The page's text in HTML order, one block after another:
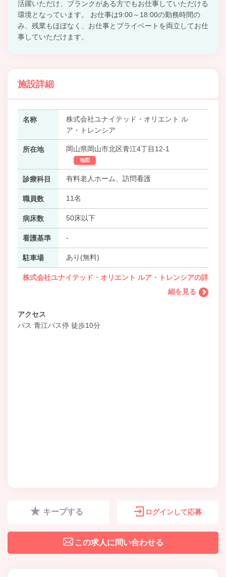
活躍いただけ、ブランクがある方でもお仕事していただける
環境となっています。 お仕事は9:00～18:00の勤務時間の
み、残業もほぼなく、お仕事とプライベートを両立してお仕
事していただけます。
施設詳細
名称
株式会社ユナイテッド・オリエント ル
ア・トレンシア
所在地 岡山県岡山市北区青江4丁目12-1
地図
診療科目 有料老人ホーム、訪問看護
職員数 11名
病床数 50床以下
看護基準 -
駐車場 あり(無料)
株式会社ユナイテッド・オリエント ルア・トレンシアの詳
細を見る
アクセス
バス 青江バス停 徒歩10分
キープする ログインして応募
この求人に問い合わせる